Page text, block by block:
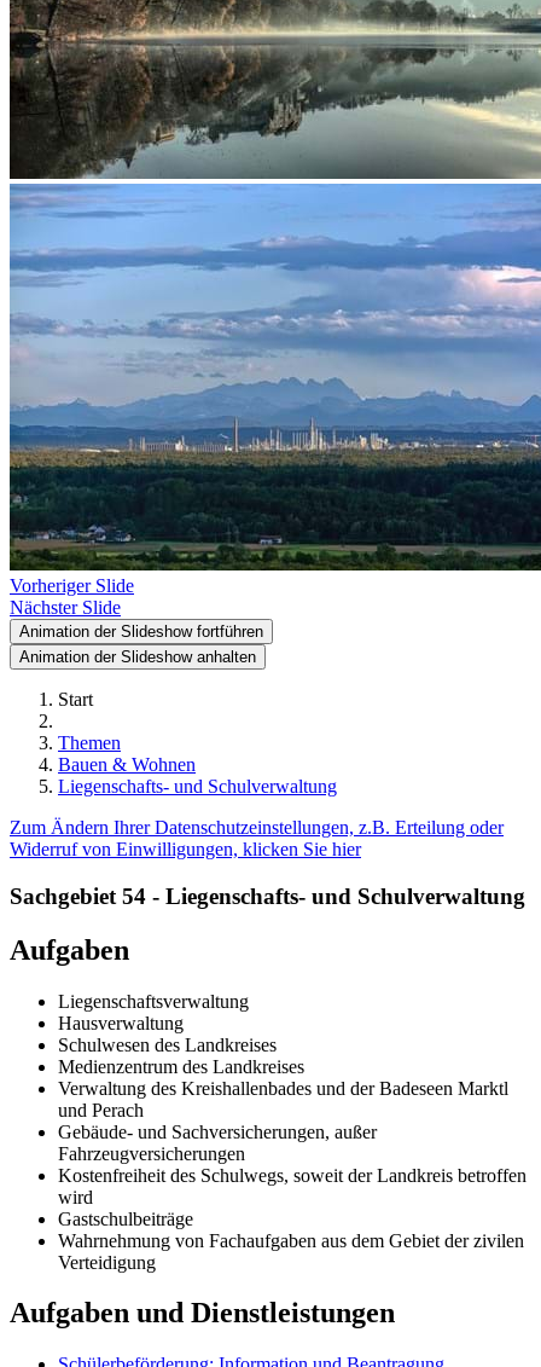
Vorheriger Slide
Nächster Slide
Animation der Slideshow fortführen
Animation der Slideshow anhalten
Start
Themen
Bauen & Wohnen
Liegenschafts- und Schulverwaltung
Zum Ändern Ihrer Datenschutzeinstellungen, z.B. Erteilung oder
Widerruf von Einwilligungen, klicken Sie hier
Sachgebiet 54 - Liegenschafts- und Schulverwaltung
Aufgaben
Liegenschaftsverwaltung
Hausverwaltung
Schulwesen des Landkreises
Medienzentrum des Landkreises
Verwaltung des Kreishallenbades und der Badeseen Marktl
und Perach
Gebäude- und Sachversicherungen, außer
Fahrzeugversicherungen
Kostenfreiheit des Schulwegs, soweit der Landkreis betroffen
wird
Gastschulbeiträge
Wahrnehmung von Fachaufgaben aus dem Gebiet der zivilen
Verteidigung
Aufgaben und Dienstleistungen